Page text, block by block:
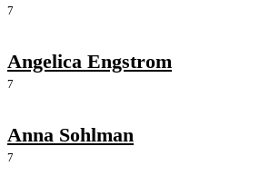
7
Angelica Engstrom
7
Anna Sohlman
7